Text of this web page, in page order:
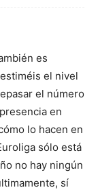
es
el nivel
el número
en
lo hacen en
sólo está
no hay ningún
sí